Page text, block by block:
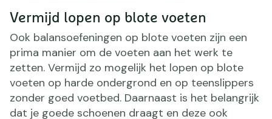
Vermijd lopen op blote voeten
Ook balansoefeningen op blote voeten zijn een
prima manier om de voeten aan het werk te
zetten. Vermijd zo mogelijk het lopen op blote
voeten op harde ondergrond en op teenslippers
zonder goed voetbed. Daarnaast is het belangrijk
dat je goede schoenen draagt en deze ook